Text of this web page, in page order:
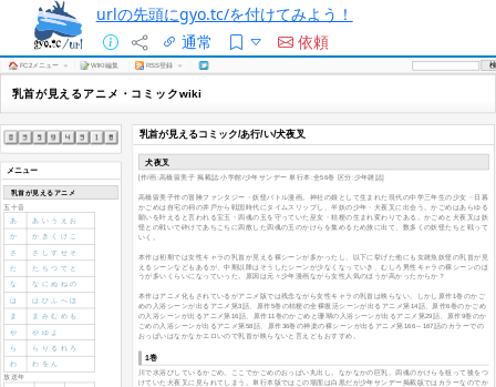
urlの先頭にgyo.tc/を付けてみよう！
通常
依頼